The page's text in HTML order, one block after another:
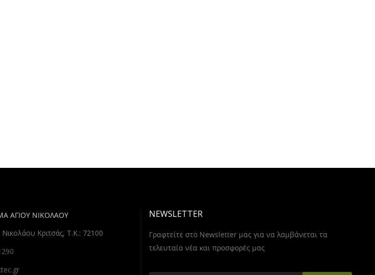
ΑΓΙΟΥ ΝΙΚΟΛΑΟΥ
Κριτσάς, Τ.Κ.: 72100
NEWSLETTER
Γραφτείτε στο Newsletter μας για να λαμβάνεται τα
τελευταία νέα και προσφορές μας